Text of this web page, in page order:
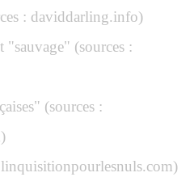
: daviddarling.info)
"sauvage" (sources :
(sources :